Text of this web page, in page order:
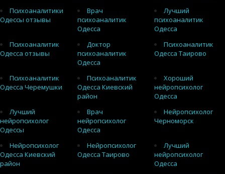
Психоаналитики
Одессы отзывы
Врач
психоаналитик
Одесса
Лучший
психоаналитик
Одесса
Психоаналитик
Одесса отзывы
Доктор
психоаналитик
Одесса
Психоаналитик
Одесса Таирово
Психоаналитик
Одесса Черемушки
Психоаналитик
Одесса Киевский
район
Хороший
нейропсихолог
Одесса
Лучший
нейропсихолог
Одессы
Врач
нейропсихолог
Одесса
Нейропсихолог
Черноморск
Нейропсихолог
Одесса Киевский
район
Нейропсихолог
Одесса Таирово
Лучший
нейропсихолог
Одесса